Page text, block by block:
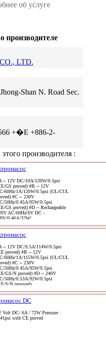
об услуге
производителе
LTD.
Shan N. Road Sec.
+�E +886-2-
производителя :
-- 12V DC/10A/120W/0.5psi
GS proved) #B -- 12V
60Hz/1A/120W/0.5psi (UL/CUL
#C -- 230V
50Hz/0.45A/95W/0.5psi
GS proved) #D -- Rechargeable
AC/60Hz/6V DC -
0.46A/32W/
-- 12V DC/9.5A/114W/0.5psi
proved) #B -- 12V
60Hz/1A/115W/0.5psi (UL/CUL
#C -- 230V
50Hz/0.45A/95W/0.5psi
GS/N proved) #D -- 240V
50Hz/0.53A/92W/0.5psi
S/N prooved)
DC
Volt DC/ 6A / 72W Pressure :
with CE proved